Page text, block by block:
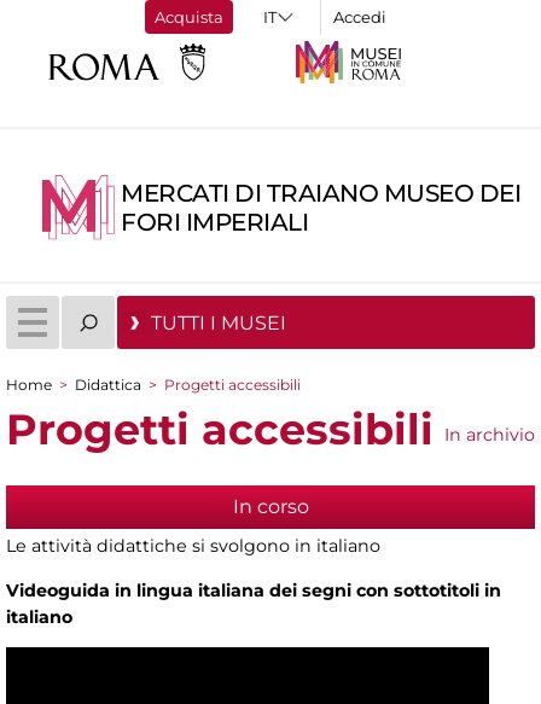
Acquista Accedi
MERCATI DI TRAIANO MUSEO DEI
FORI IMPERIALI
TUTTI I MUSEI
Tu sei qui
Home > Didattica > Progetti accessibili
Progetti accessibili In archivio
In corso(scheda attiva)
Le attività didattiche si svolgono in italiano
Videoguida in lingua italiana dei segni con sottotitoli in
italiano